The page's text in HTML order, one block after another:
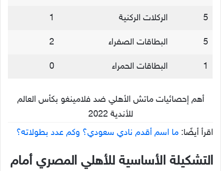
5 الركلات الركنية 1
5 البطاقات الصفراء 2
1 البطاقات الحمراء 0
أهم إحصائيات ماتش الأهلي ضد فلامينغو بكأس العالم
للأندية 2022
اقرأ أيضًا: ما اسم أقدم نادي سعودي؟ وكم عدد بطولاته؟
التشكيلة الأساسية للأهلي المصري أمام